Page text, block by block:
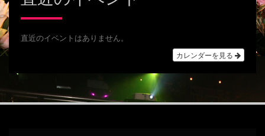
ゲ
ー
ョ
ン
直近のイベントはありません。
カレンダーを見る